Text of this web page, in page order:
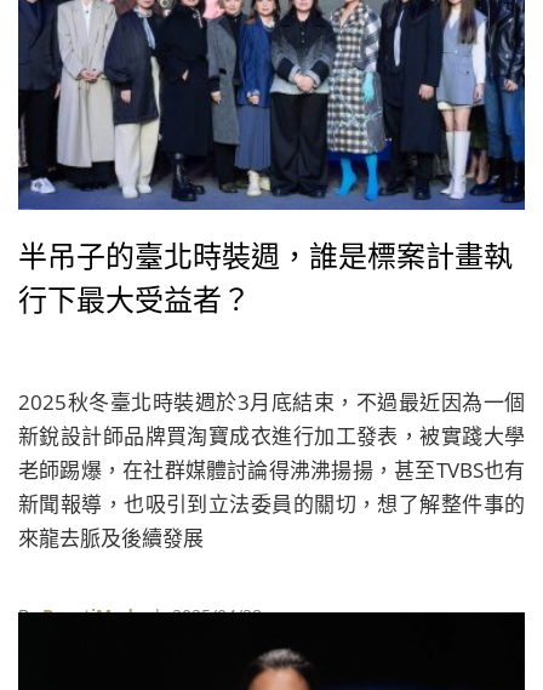
半吊子的臺北時裝週，誰是標案計畫執
行下最大受益者？
2025秋冬臺北時裝週於3月底結束，不過最近因為一個
新銳設計師品牌買淘寶成衣進行加工發表，被實踐大學
老師踢爆，在社群媒體討論得沸沸揚揚，甚至TVBS也有
新聞報導，也吸引到立法委員的關切，想了解整件事的
來龍去脈及後續發展
ByBeautiMode| 2025/04/28